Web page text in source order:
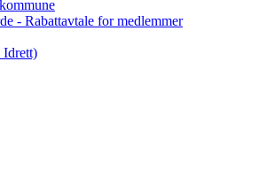
- Rabattavtale for medlemmer